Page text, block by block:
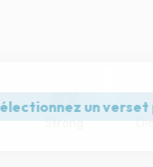
Strong